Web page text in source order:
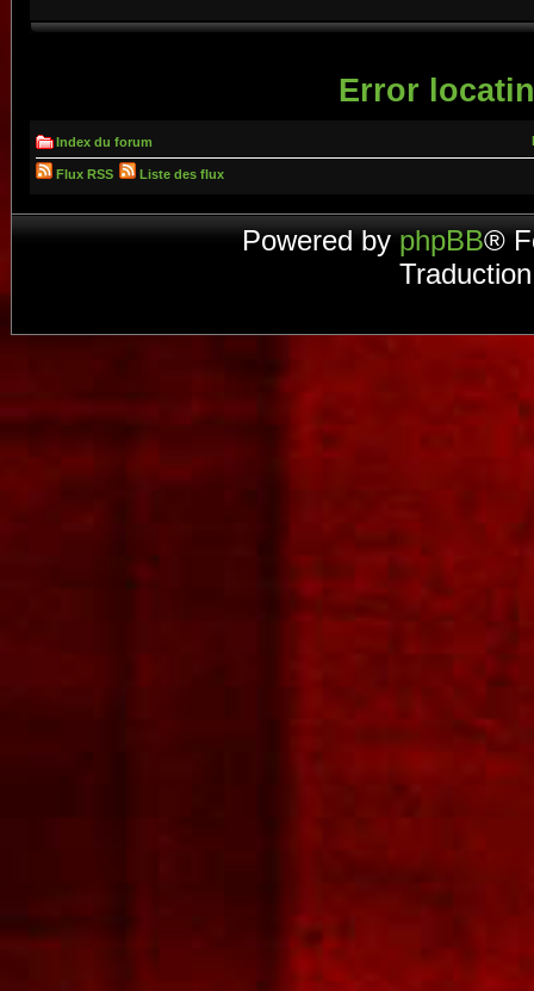
Error
Index du forum
Flux RSS Liste des flux
Powered by phpBB®